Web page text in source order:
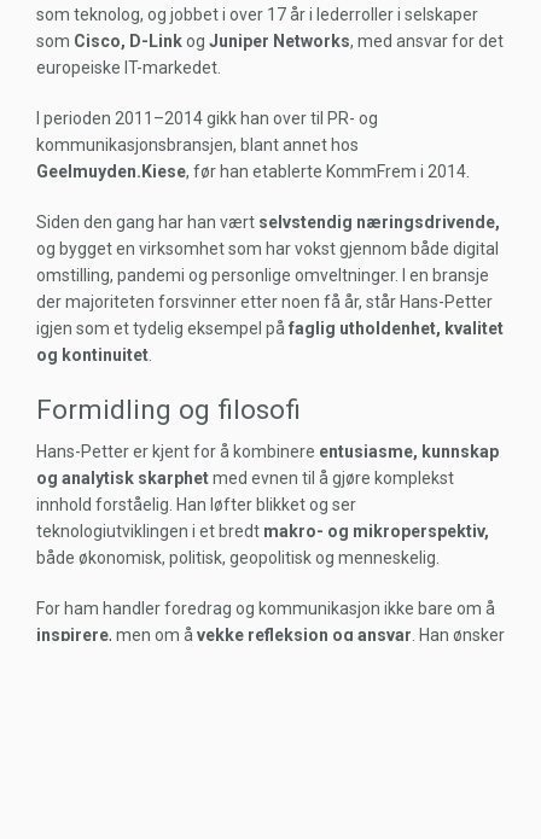
som teknolog, og jobbet i over 17 år i lederroller i selskaper
som Cisco, D-Linkog Juniper Networks, med ansvar for det
europeiske IT-markedet.
I perioden 2011–2014 gikk han over til PR- og
kommunikasjonsbransjen, blant annet hos
Geelmuyden.Kiese, før han etablerte KommFrem i 2014.
Siden den gang har han vært selvstendig næringsdrivende,
og bygget en virksomhet som har vokst gjennom både digital
omstilling, pandemi og personlige omveltninger. I en bransje
der majoriteten forsvinner etter noen få år, står Hans-Petter
igjen som et tydelig eksempel på faglig utholdenhet, kvalitet
og kontinuitet
Formidling og filosofi
Hans-Petter er kjent for å kombinere entusiasme, kunnskap
og analytisk skarphetmed evnen til å gjøre komplekst
innhold forståelig. Han løfter blikket og ser
teknologiutviklingen i et bredt makro- og mikroperspektiv,
både økonomisk, politisk, geopolitisk og menneskelig.
For ham handler foredrag og kommunikasjon ikke bare om å
inspirere, men om å vekke refleksjon og ansvar . Han ønsker